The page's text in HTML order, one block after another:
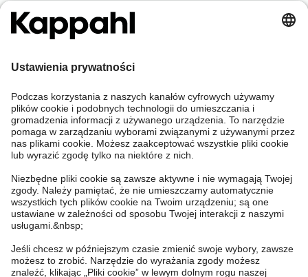
Potrzebujesz pomocy?
Sklep internetowy
Częste pytania
Twoje zamówienie
Skontaktuj się z nami
Kappahl Club
Mój profil
Kappahl Club
Warunki członkostwa
O nas
O Kappahl Group
Zrównoważony rozwój
Warunki i zasady
Ogólne warunki zakupu
Więcej od nas